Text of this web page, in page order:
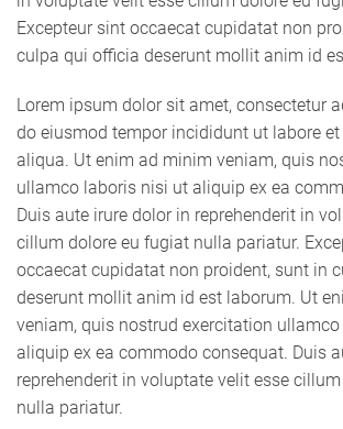
Excepteur sint occaecat cupidatat non
culpa qui officia deserunt mollit anim id
Lorem ipsum dolor sit amet, consectetur
do eiusmod tempor incididunt ut labore
aliqua. Ut enim ad minim veniam, quis
ullamco laboris nisi ut aliquip ex ea
Duis aute irure dolor in reprehenderit in
cillum dolore eu fugiat nulla pariatur.
occaecat cupidatat non proident, sunt in
deserunt mollit anim id est laborum. Ut
veniam, quis nostrud exercitation
aliquip ex ea commodo consequat. Duis
reprehenderit in voluptate velit esse
nulla pariatur.